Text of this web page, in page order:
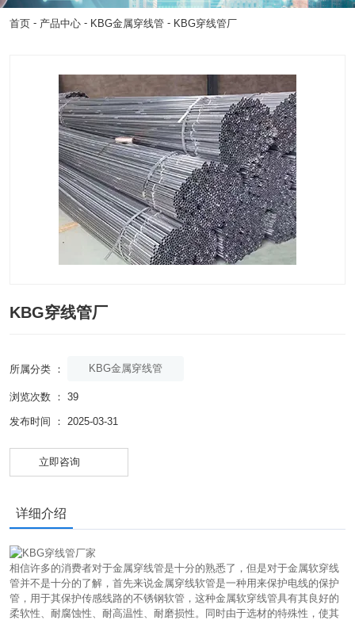
首页 - 产品中心 - KBG金属穿线管 - KBG穿线管厂
KBG穿线管厂
所属分类 ： KBG金属穿线管
浏览次数 ： 39
发布时间 ： 2025-03-31
立即咨询
详细介绍
相信许多的消费者对于金属穿线管是十分的熟悉了，但是对于金属软穿线
管并不是十分的了解，首先来说金属穿线软管是一种用来保护电线的保护
管，用于其保护传感线路的不锈钢软管，这种金属软穿线管具有其良好的
柔软性、耐腐蚀性、耐高温性、耐磨损性。同时由于选材的特殊性，使其